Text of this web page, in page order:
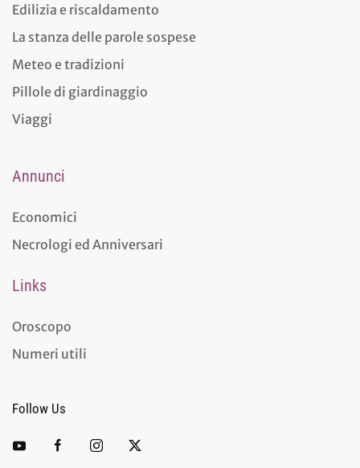
Edilizia e riscaldamento
La stanza delle parole sospese
Meteo e tradizioni
Pillole di giardinaggio
Viaggi
Annunci
Economici
Necrologi ed Anniversari
Links
Oroscopo
Numeri utili
Follow Us